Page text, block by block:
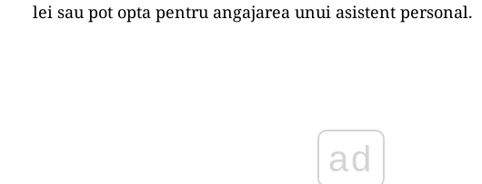
lei sau pot opta pentru angajarea unui asistent personal.
ad